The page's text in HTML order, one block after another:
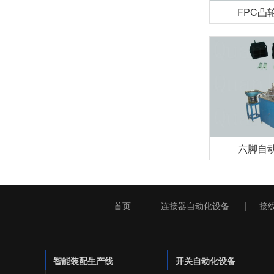
FPC凸
六脚自
首页 连接器自动化设备 接
智能装配生产线 开关自动化设备